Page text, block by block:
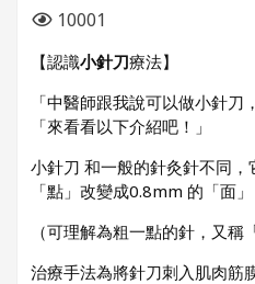
10001
【認識⼩針⼑療法】
「中醫師跟我說可以做⼩針⼑
「來看看以下介紹吧！」
小針刀 和⼀般的針灸針不同
「點」改變成0.8mm 的「面」
（可理解為粗⼀點的針，又稱
治療⼿法為將針⼑刺⼊肌⾁筋